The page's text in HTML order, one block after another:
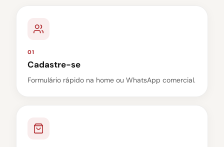
01
Cadastre-se
Formulário rápido na home ou WhatsApp comercial.